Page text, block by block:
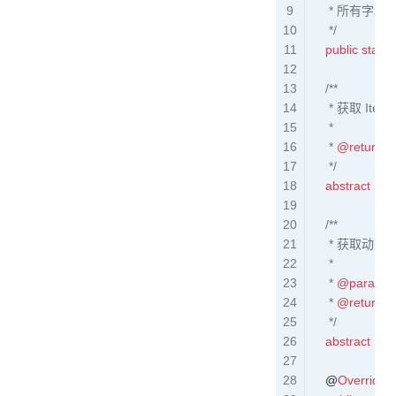
* 所有字段
     */
    public
static
    /**
* 获取
     *
     *
@return
     */
    abstract
    /**
* 获取动
     *
     *
@param
     *
@return
     */
    abstract
    @
Override